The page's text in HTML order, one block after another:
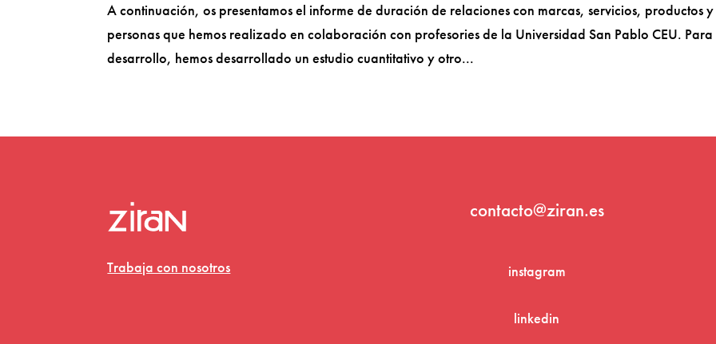
A continuación, os presentamos el informe de duración de relaciones con marcas, servicios, productos y
personas que hemos realizado en colaboración con profesories de la Universidad San Pablo CEU. Para
desarrollo, hemos desarrollado un estudio cuantitativo y otro...
Trabaja con nosotros
contacto@ziran.es
instagram
linkedin